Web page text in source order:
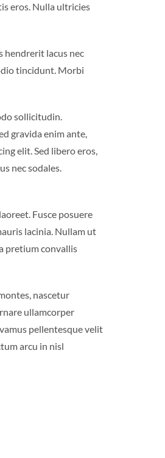
eros. Nulla ultricies
hendrerit lacus nec
tincidunt. Morbi
sollicitudin.
gravida enim ante,
elit. Sed libero eros,
nec sodales.
Fusce posuere
lacinia. Nullam ut
pretium convallis
nascetur
ullamcorper
pellentesque velit
arcu in nisl